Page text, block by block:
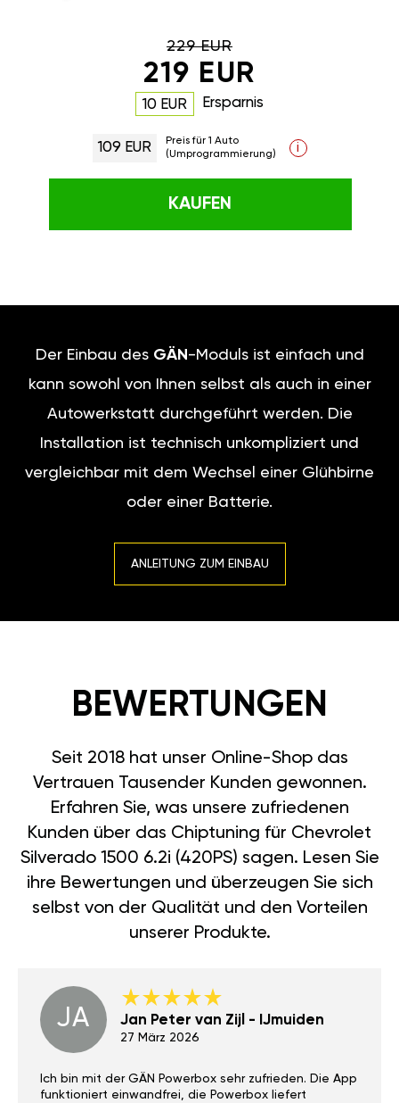
229 EUR
219 EUR
10 EUR Ersparnis
109 EUR
Preis für 1 Auto
(Umprogrammierung)
i
KAUFEN
Der Einbau des GÄN -Moduls ist einfach und
kann sowohl von Ihnen selbst als auch in einer
Autowerkstatt durchgeführt werden. Die
Installation ist technisch unkompliziert und
vergleichbar mit dem Wechsel einer Glühbirne
oder einer Batterie.
ANLEITUNG ZUM EINBAU
BEWERTUNGEN
Seit 2018 hat unser Online-Shop das
Vertrauen Tausender Kunden gewonnen.
Erfahren Sie, was unsere zufriedenen
Kunden über das Chiptuning für Chevrolet
Silverado 1500 6.2i (420PS) sagen. Lesen Sie
ihre Bewertungen und überzeugen Sie sich
selbst von der Qualität und den Vorteilen
unserer Produkte.
JA Jan Peter van Zijl - IJmuiden
27 März 2026
Ich bin mit der GÄN Powerbox sehr zufrieden. Die App
funktioniert einwandfrei, die Powerbox liefert